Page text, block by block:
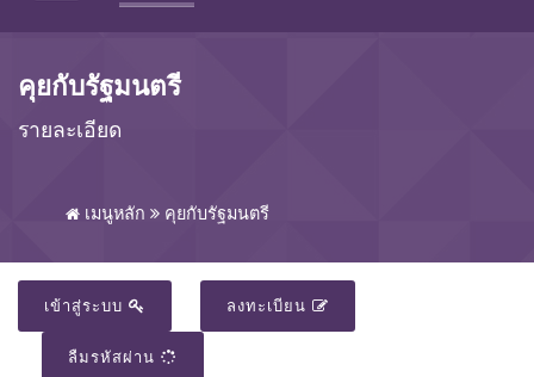
คุยกับรัฐมนตรี
รายละเอียด
เมนูหลัก คุยกับรัฐมนตรี
เข้าสู่ระบบ ลงทะเบียน
ลืมรหัสผ่าน